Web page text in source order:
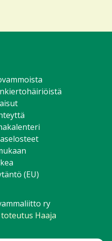
(EU)
ry
Haaja